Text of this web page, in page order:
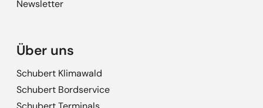
Newsletter
Über uns
Schubert Klimawald
Schubert Bordservice